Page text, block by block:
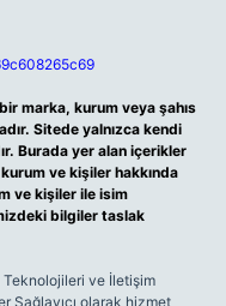
marka, kurum veya şahıs
Sitede yalnızca kendi
Burada yer alan içerikler
ve kişiler hakkında
ve kişiler ile isim
bilgiler taslak
Teknolojileri ve İletişim
Sağlayıcı olarak hizmet